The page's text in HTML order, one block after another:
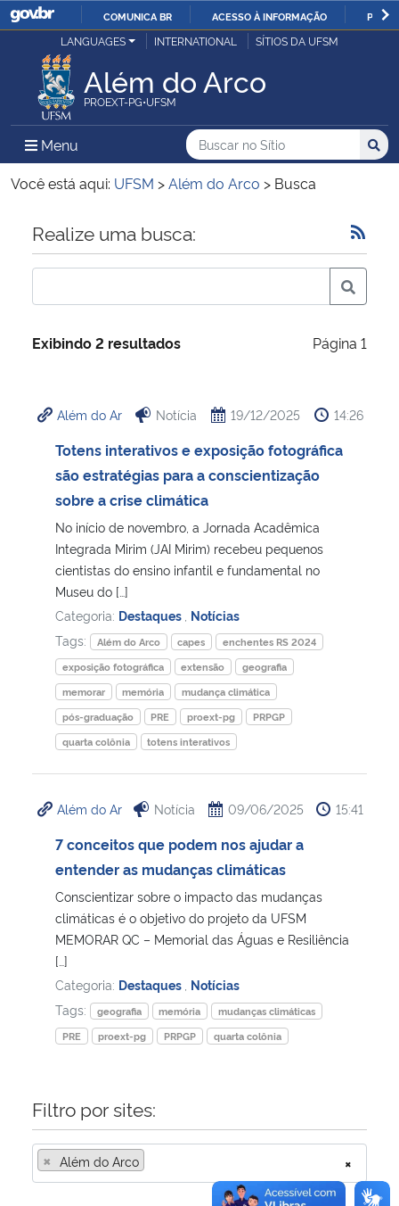
IR
O
COMUNICA BR ACESSO À INFORMAÇÃO
Ministério da Justiça e Segurança Pública
Ministério da Defesa
Ministério das Relações Exteriores
Ministério da Economia
Ministério da Infraestrutura
Ministério da Cidadania
Ministério de Minas e Energia
Ministério da Ciência, Tecnologia, Inovações e Comunicações
Ministério do Turismo
Ministério do Desenvolvimento Regional
Controladoria-Geral da União
Secretaria-Geral
Gabinete de Segurança Institucional
Advocacia-Geral da União
Banco Central do Brasil
LANGUAGES INTERNATIONAL SÍTIOS DA UFSM
Além do Arco
PROEXT-PG•UFSM
Menu Menu Principal do Sítio
Busca
Buscar no no Sítio
Busca:
Você está aqui: UFSM >Além do Arco > Busca
Início do conteúdo
Realize uma busca:
Exibindo 2 resultados Página 1
Além do Ar Notícia 19/12/2025 14:26
Totens interativos e exposição fotográfica
são estratégias para a conscientização
sobre a crise climática
No início de novembro, a Jornada Acadêmica
Integrada Mirim (JAI Mirim) recebeu pequenos
cientistas do ensino infantil e fundamental no
Museu do […]
Categoria: Destaques Notícias
Tags:
Além do Arco capes
enchentes RS 2024
exposição fotográfica
extensão
geografia
memorar
memória
mudança climática
pós-graduação
PRE proext-pg
PRPGP
quarta colônia
totens interativos
Além do Ar Notícia 09/06/2025 15:41
7 conceitos que podem nos ajudar a
entender as mudanças climáticas
Conscientizar sobre o impacto das mudanças
climáticas é o objetivo do projeto da UFSM
MEMORAR QC – Memorial das Águas e Resiliência
[…]
Categoria: Destaques Notícias
Tags:
geografia memória
mudanças climáticas
PRE
proext-pg PRPGP quarta colônia
Filtro por sites:
×
× Além do Arco